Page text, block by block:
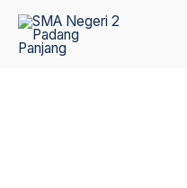
content